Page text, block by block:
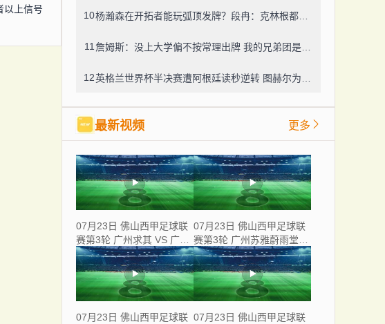
以上信号
10
11
12
最新视频 更多
07月23日 佛山西甲足球联
赛第3轮 广州求其 VS 广东
飞马 全场录像
07月23日 佛山西甲足球联
赛第3轮 广州苏雅蔚雨堂
VS 极速超鹰广州FC 全场
录像
07月23日 佛山西甲足球联 07月23日 佛山西甲足球联